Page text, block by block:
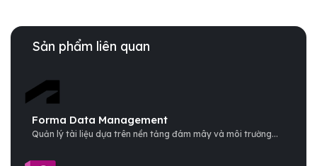
Sản phẩm liên quan
Forma Data Management
Quản lý tài liệu dựa trên nền tảng đám mây và môi trường...